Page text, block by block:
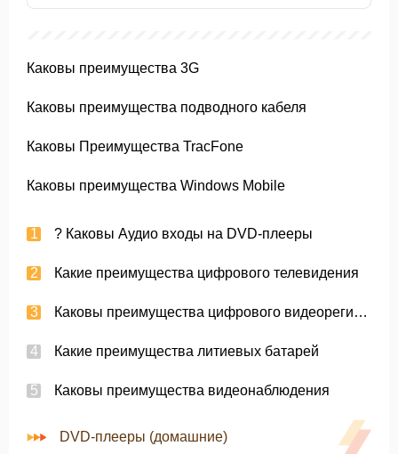
Каковы преимущества 3G
Каковы преимущества подводного кабеля
Каковы Преимущества TracFone
Каковы преимущества Windows Mobile
? Каковы Аудио входы на DVD-плееры
Какие преимущества цифрового телевидения
Каковы преимущества цифрового видеорегистратора
Какие преимущества литиевых батарей
Каковы преимущества видеонаблюдения
DVD-плееры (домашние)